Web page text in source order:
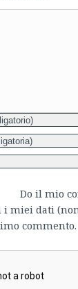
Do il mio
i miei dati
commento.